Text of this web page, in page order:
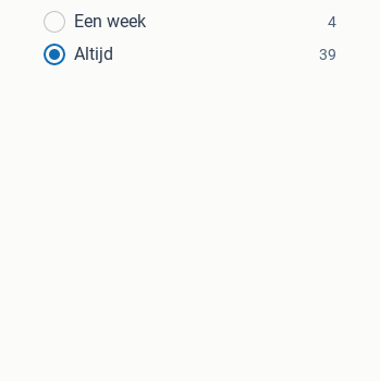
Een week 4
Altijd 39